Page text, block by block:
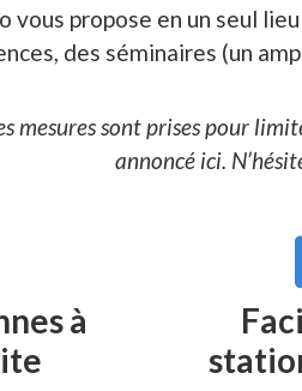
vous propose en un seul
des séminaires (un
mesures sont prises pour
annoncé ici.
à